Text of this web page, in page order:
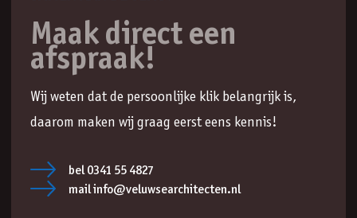
Maak direct een
afspraak!
Wij weten dat de persoonlijke klik belangrijk is,
daarom maken wij graag eerst eens kennis!
bel 0341 55 4827
mail info@veluwsearchitecten.nl